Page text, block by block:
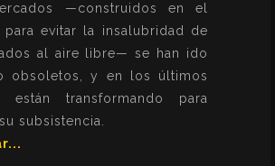
—construidos en el
evitar la insalubridad de
al aire libre— se han ido
obsoletos, y en los últimos
transformando para
subsistencia.